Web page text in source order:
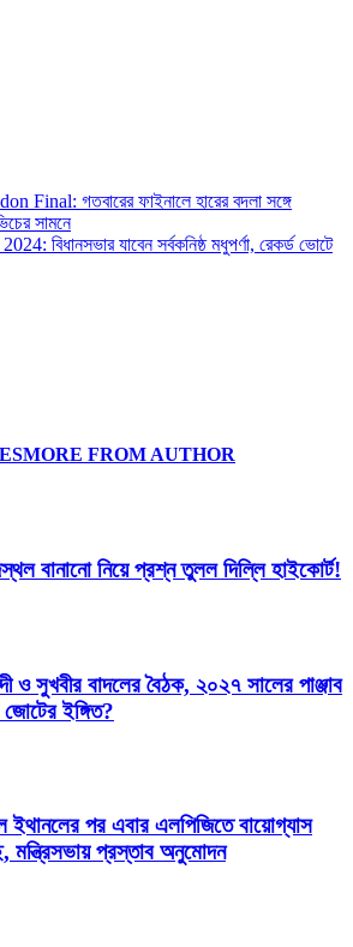
Final: গতবারের ফাইনালে হারের বদলা সঙ্গে
সামনে
বিধানসভার যাবেন সর্বকনিষ্ঠ মধুপর্ণা, রেকর্ড ভোটে
MORE FROM AUTHOR
বানানো নিয়ে প্রশ্ন তুলল দিল্লি হাইকোর্ট!
ও সুখবীর বাদলের বৈঠক, ২০২৭ সালের পাঞ্জাব
জোটের ইঙ্গিত?
ইথানলের পর এবার এলপিজিতে বায়োগ্যাস
মন্ত্রিসভায় প্রস্তাব অনুমোদন